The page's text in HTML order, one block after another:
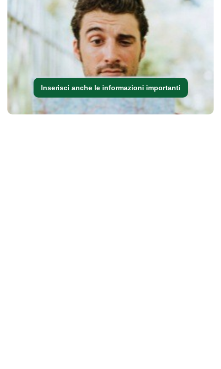
Inserisci anche le informazioni importanti